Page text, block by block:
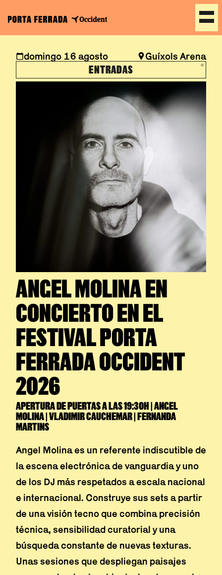
domingo 16 agosto Guíxols Arena
ENTRADAS ABRE EN NUEVA
ANGEL MOLINA EN
CONCIERTO EN EL
FESTIVAL PORTA
FERRADA OCCIDENT
2026
APERTURA DE PUERTAS A LAS 19:30H | ANGEL
MOLINA | VLADIMIR CAUCHEMAR | FERNANDA
MARTINS
Angel Molina es un referente indiscutible de
la escena electrónica de vanguardia y uno
de los DJ más respetados a escala nacional
e internacional. Construye sus sets a partir
de una visión tecno que combina precisión
técnica, sensibilidad curatorial y una
búsqueda constante de nuevas texturas.
Unas sesiones que despliegan paisajes